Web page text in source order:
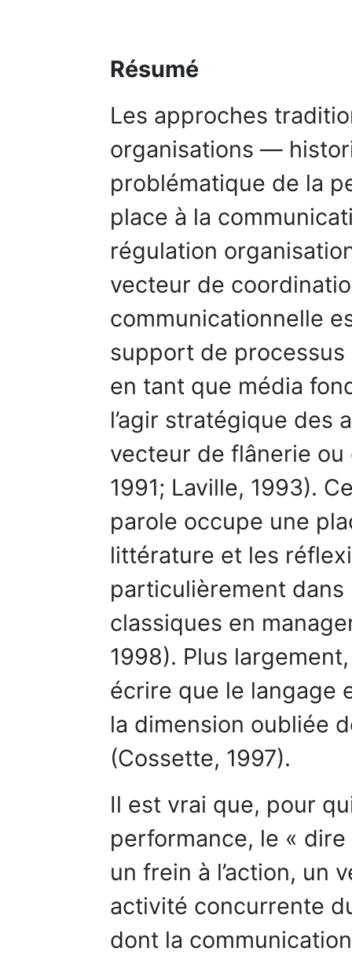
Résumé
Les approches
organisations —
problématique de la
place à la
régulation
vecteur de
communicationnelle
support de processus
en tant que média
l’agir stratégique des
vecteur de flânerie
1991; Laville, 1993).
parole occupe une
littérature et les
particulièrement
classiques en
1998). Plus
écrire que le langage
la dimension oubliée
(Cossette, 1997).
Il est vrai que, pour
performance, le «
un frein à l’action, un
activité concurrente
dont la